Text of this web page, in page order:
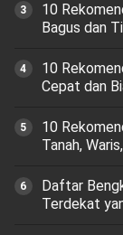
10
Bagus dan
10
Cepat dan
10
Tanah,
Daftar
Terdekat